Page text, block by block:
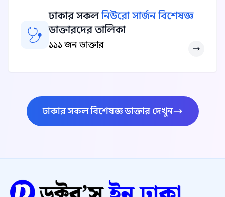
ঢাকার সকলনিউরো সার্জন বিশেষজ্ঞ
ডাক্তারদের তালিকা
১১১ জন ডাক্তার
ঢাকার সকল বিশেষজ্ঞ ডাক্তার দেখুন